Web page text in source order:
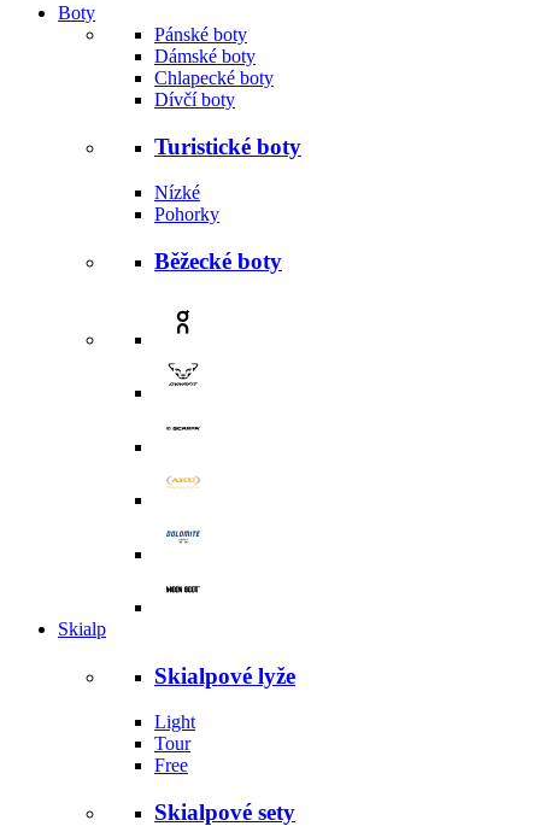
Boty
Pánské boty
Dámské boty
Chlapecké boty
Dívčí boty
Turistické boty
Nízké
Pohorky
Běžecké boty
Skialp
Skialpové lyže
Light
Tour
Free
Skialpové sety